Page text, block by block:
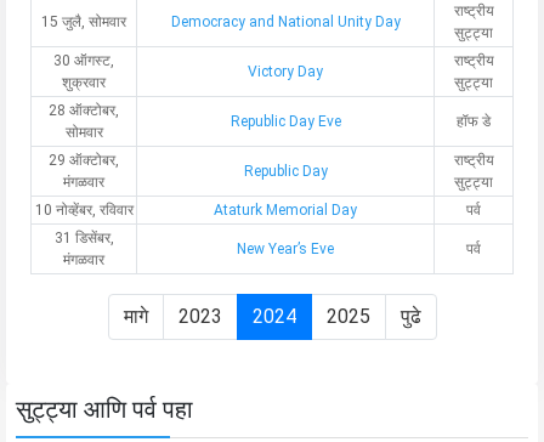
15 जुलै, सोमवार Democracy and National Unity Day
राष्ट्रीय
सुट्ट्या
30 ऑगस्ट,
शुक्रवार
Victory Day
राष्ट्रीय
सुट्ट्या
28 ऑक्टोबर,
सोमवार
Republic Day Eve हॉफ डे
29 ऑक्टोबर,
मंगळवार
Republic Day
राष्ट्रीय
सुट्ट्या
10 नोव्हेंबर, रविवार
Ataturk Memorial Day
पर्व
31 डिसेंबर,
मंगळवार
New Year’s Eve पर्व
मागे 2023 2024 2025 पुढे
सुट्ट्या आणि पर्व पहा